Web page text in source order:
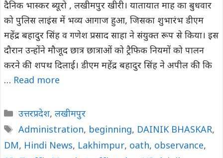
दैनिक भास्कर ब्यूरो , लखीमपुर खीरी। यातायात माह का बुधवार
को पुलिस लाइंस में भव्य आगाज हुआ, जिसका शुभारंभ डीएम
महेंद्र बहादुर सिंह व गणेश प्रसाद साहा ने संयुक्त रूप से किया। इस
दौरान उन्होंने मौजूद छात्र छात्राओं को ट्रैफिक नियमों को पालन
करने की शपथ दिलाई। डीएम महेंद्र बहादुर सिंह ने अपील की कि
… Read more
Categories
उत्तरप्रदेश, लखीमपुर
Tags
Administration, beginning, DAINIK BHASKAR,
DM, Hindi News, Lakhimpur, oath, observance,